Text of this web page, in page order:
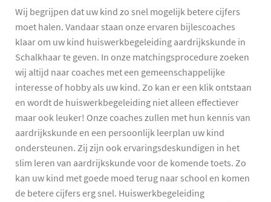
Wij begrijpen dat uw kind zo snel mogelijk betere cijfers
moet halen. Vandaar staan onze ervaren bijlescoaches
klaar om uw kind huiswerkbegeleiding aardrijkskunde in
Schalkhaar te geven. In onze matchingsprocedure zoeken
wij altijd naar coaches met een gemeenschappelijke
interesse of hobby als uw kind. Zo kan er een klik ontstaan
en wordt de huiswerkbegeleiding niet alleen effectiever
maar ook leuker! Onze coaches zullen met hun kennis van
aardrijkskunde en een persoonlijk leerplan uw kind
ondersteunen. Zij zijn ook ervaringsdeskundigen in het
slim leren van aardrijkskunde voor de komende toets. Zo
kan uw kind met goede moed terug naar school en komen
de betere cijfers erg snel. Huiswerkbegeleiding